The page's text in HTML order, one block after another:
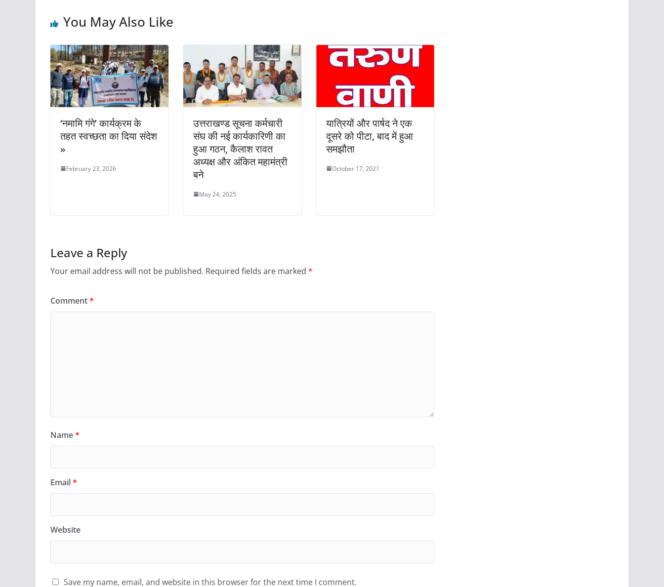
o
k
p
You May Also Like
‘नमामि गंगे’ कार्यक्रम के
तहत स्वच्छता का दिया संदेश
»
February 23, 2026
उत्तराखण्ड सूचना कर्मचारी
संघ की नई कार्यकारिणी का
हुआ गठन, कैलाश रावत
अध्यक्ष और अंकित महामंत्री
बने
May 24, 2025
यात्रियों और पार्षद ने एक
दूसरे को पीटा, बाद में हुआ
समझौता
October 17, 2021
Leave a Reply
Your email address will not be published. Required fields are marked *
Comment*
Name*
Email*
Website
Save my name, email, and website in this browser for the next time I comment.